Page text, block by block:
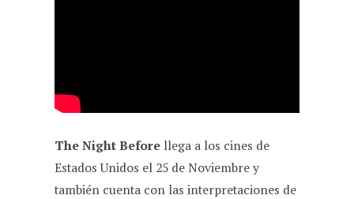
The Night Before llega a los cines de
Estados Unidos el 25 de Noviembre y
también cuenta con las interpretaciones de